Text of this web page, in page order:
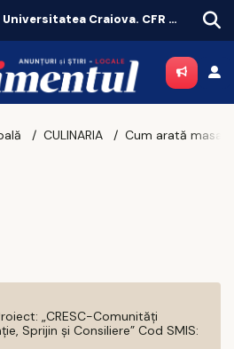
Remiză cu emoții pentru Universitatea Craiova. CFR Cluij, distrusă în Gruia!
CULINARIA
„CRESC-Comunități
Sprijin și Consiliere” Cod SMIS: